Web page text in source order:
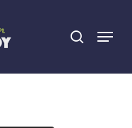
search
Menu
Close